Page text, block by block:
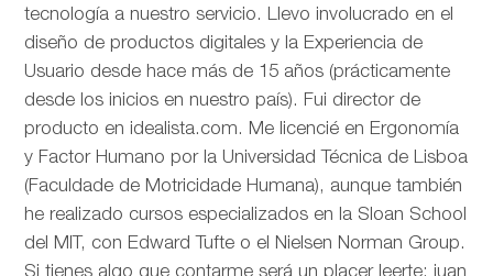
tecnología a nuestro servicio. Llevo involucrado en el
diseño de productos digitales y la Experiencia de
Usuario desde hace más de 15 años (prácticamente
desde los inicios en nuestro país). Fui director de
producto en idealista.com. Me licencié en Ergonomía
y Factor Humano por la Universidad Técnica de Lisboa
(Faculdade de Motricidade Humana), aunque también
he realizado cursos especializados en la Sloan School
del MIT, con Edward Tufte o el Nielsen Norman Group.